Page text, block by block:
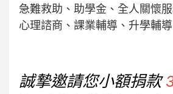
急難救助、助學金、全人關懷
心理諮商、課業輔導、升學輔
誠摯邀請您小額捐款